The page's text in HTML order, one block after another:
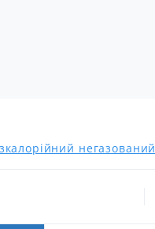
негазований